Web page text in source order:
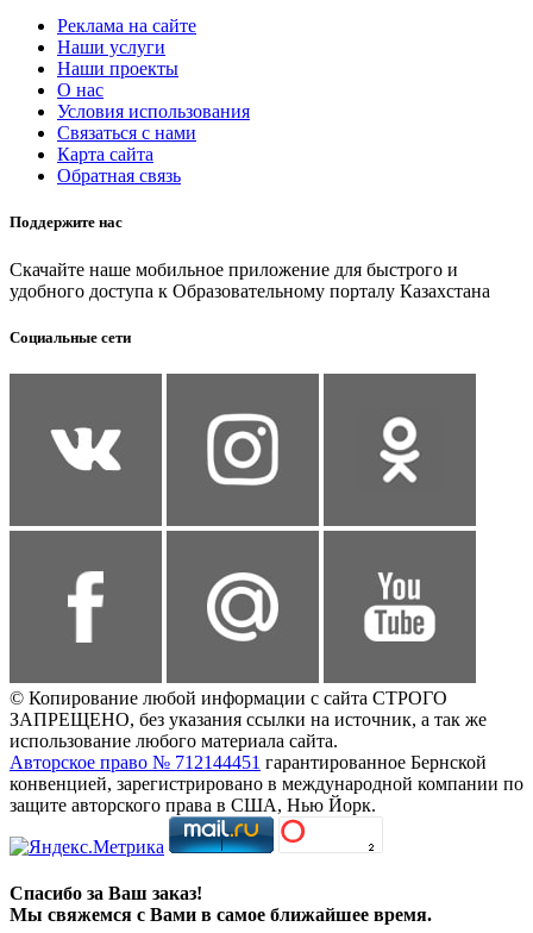
Реклама на сайте
Наши услуги
Наши проекты
О нас
Условия использования
Связаться с нами
Карта сайта
Обратная связь
Поддержите нас
Скачайте наше мобильное приложение для быстрого и
удобного доступа к Образовательному порталу Казахстана
Социальные сети
© Копирование любой информации с сайта СТРОГО
ЗАПРЕЩЕНО, без указания ссылки на источник, а так же
использование любого материала сайта.
Авторское право № 712144451 гарантированное Бернской
конвенцией, зарегистрировано в международной компании по
защите авторского права в США, Нью Йорк.
Спасибо за Ваш заказ!
Мы свяжемся с Вами в самое ближайшее время.